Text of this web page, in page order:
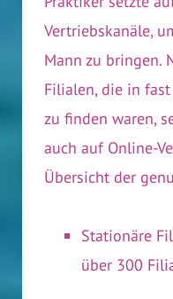
Vertriebskanäle,
Mann zu bringen.
Filialen, die in
zu finden waren,
auch auf Online-
Übersicht der
Stationäre
über 300